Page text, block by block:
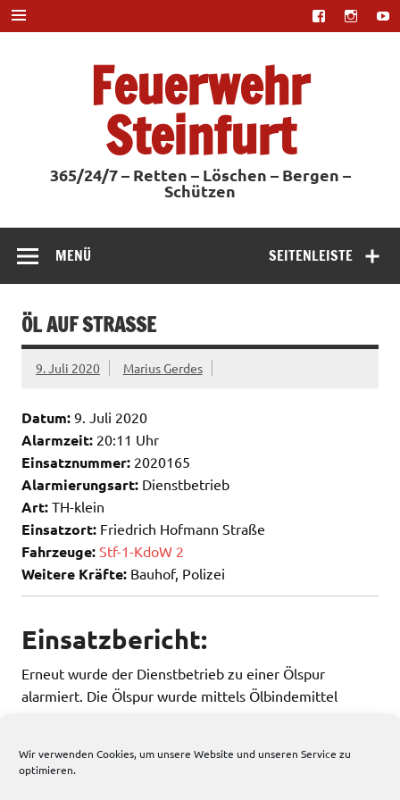
Wir verwenden Cookies, um unsere Website und unseren Service zu
optimieren.
Zum
Inhalt
springen
Feuerwehr
Steinfurt
365/24/7 – Retten – Löschen – Bergen –
Schützen
SEITENLEISTE
MENÜ
ÖL AUF STRASSE
9. Juli 2020 Marius Gerdes
Datum: 9. Juli 2020
Alarmzeit: 20:11 Uhr
Einsatznummer: 2020165
Alarmierungsart: Dienstbetrieb
Art: TH-klein
Einsatzort: Friedrich Hofmann Straße
Fahrzeuge: Stf-1-KdoW 2
Weitere Kräfte: Bauhof, Polizei
Einsatzbericht:
Erneut wurde der Dienstbetrieb zu einer Ölspur
alarmiert. Die Ölspur wurde mittels Ölbindemittel